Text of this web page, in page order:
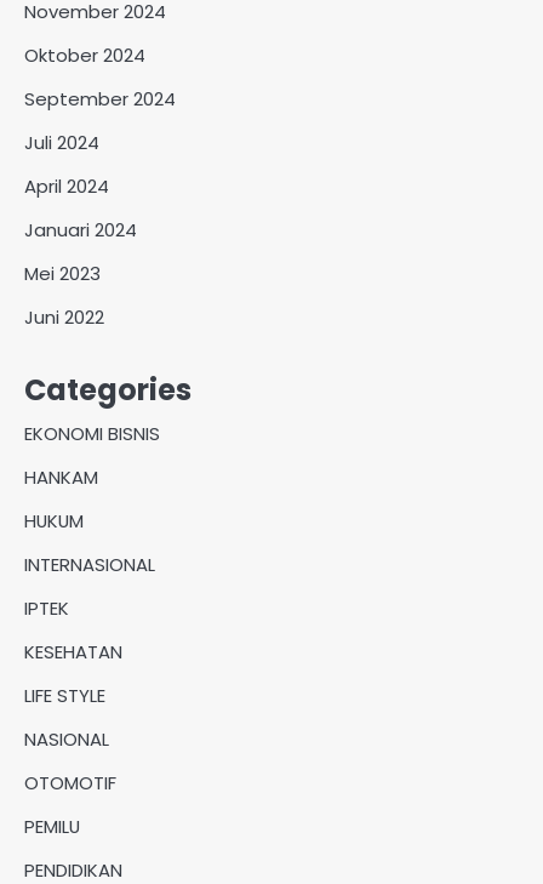
November 2024
Oktober 2024
September 2024
Juli 2024
April 2024
Januari 2024
Mei 2023
Juni 2022
Categories
EKONOMI BISNIS
HANKAM
HUKUM
INTERNASIONAL
IPTEK
KESEHATAN
LIFE STYLE
NASIONAL
OTOMOTIF
PEMILU
PENDIDIKAN